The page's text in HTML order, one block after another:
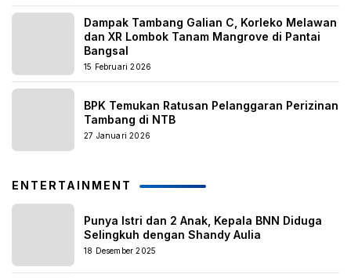
Dampak Tambang Galian C, Korleko Melawan
dan XR Lombok Tanam Mangrove di Pantai
Bangsal
15 Februari 2026
BPK Temukan Ratusan Pelanggaran Perizinan
Tambang di NTB
27 Januari 2026
ENTERTAINMENT
Punya Istri dan 2 Anak, Kepala BNN Diduga
Selingkuh dengan Shandy Aulia
18 Desember 2025